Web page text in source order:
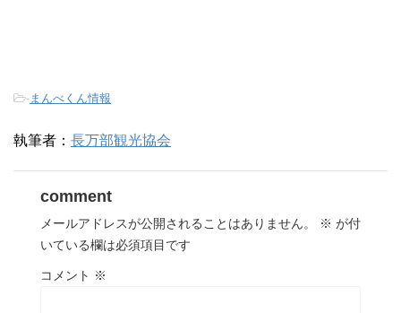
- まんべくん情報
執筆者： 長万部観光協会
comment
メールアドレスが公開されることはありません。 ※ が付
いている欄は必須項目です
コメント ※